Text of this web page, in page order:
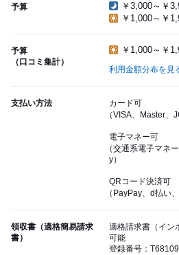
予算
￥3,000～￥
￥1,000～￥
予算
（口コミ集計）
￥1,000～￥
利用金額分布を見
支払い方法
カード可
（VISA、Master、
電子マネー可
（交通系電子マネ
y）
QRコード決済可
（PayPay、d払い
領収書（適格簡易請求
書）
適格請求書（イン
可能
登録番号：